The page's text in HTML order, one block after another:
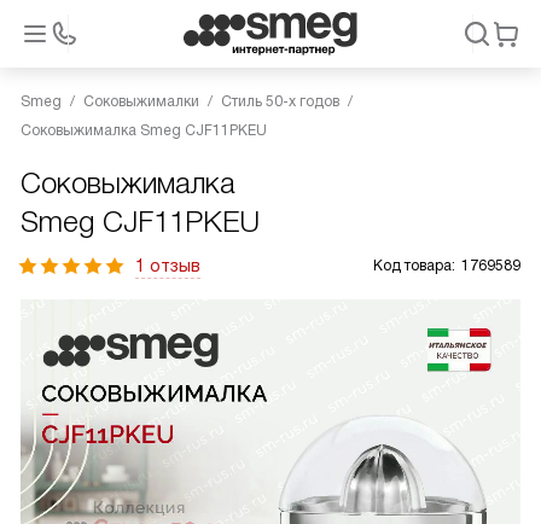
Smeg Соковыжималки
Стиль 50-х годов
Соковыжималка Smeg CJF11PKEU
Соковыжималка
Smeg CJF11PKEU
1 отзыв Код товара: 1769589